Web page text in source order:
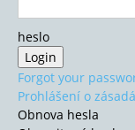
heslo
Forgot your
Prohlášení o
Obnova hesla